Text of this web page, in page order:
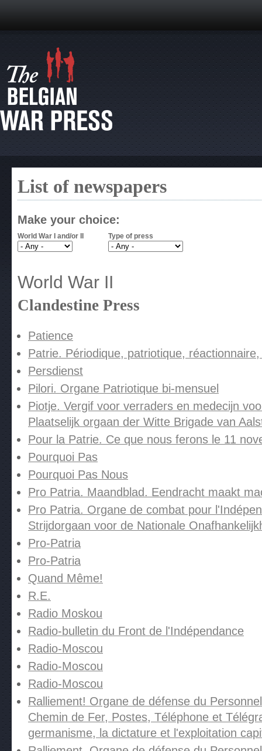
List of newspapers
Make your choice:
World War I and/or II Type of press
World War II
Clandestine Press
Patience
Patrie. Périodique, patriotique,
Persdienst
Pilori. Organe Patriotique bi-mensuel
Piotje. Vergif voor verraders en medecijn
Plaatselijk orgaan der Witte Brigade van
Pour la Patrie. Ce que nous ferons le 11
Pourquoi Pas
Pourquoi Pas Nous
Pro Patria. Maandblad. Eendracht maakt
Pro Patria. Organe de combat pour
Strijdorgaan voor de Nationale
Pro-Patria
Pro-Patria
Quand Même!
R.E.
Radio Moskou
Radio-bulletin du Front de l'Indépendance
Radio-Moscou
Radio-Moscou
Radio-Moscou
Ralliement! Organe de défense du
Chemin de Fer, Postes, Téléphone et
germanisme, la dictature et l'exploitation